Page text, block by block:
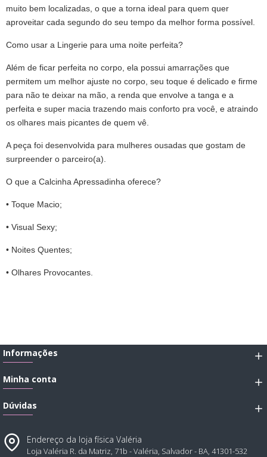
muito bem localizadas, o que a torna ideal para quem quer
aproveitar cada segundo do seu tempo da melhor forma possível.
Como usar a Lingerie para uma noite perfeita?
Além de ficar perfeita no corpo, ela possui amarrações que
permitem um melhor ajuste no corpo, seu toque é delicado e firme
para não te deixar na mão, a renda que envolve a tanga e a
perfeita e super macia trazendo mais conforto pra você, e atraindo
os olhares mais picantes de quem vê.
A peça foi desenvolvida para mulheres ousadas que gostam de
surpreender o parceiro(a).
O que a Calcinha Apressadinha oferece?
• Toque Macio;
• Visual Sexy;
• Noites Quentes;
• Olhares Provocantes.
Informações
Minha conta
Dúvidas
Endereço da loja física Valéria
Loja Valéria R. da Matriz, 71b - Valéria, Salvador - BA, 41301-532